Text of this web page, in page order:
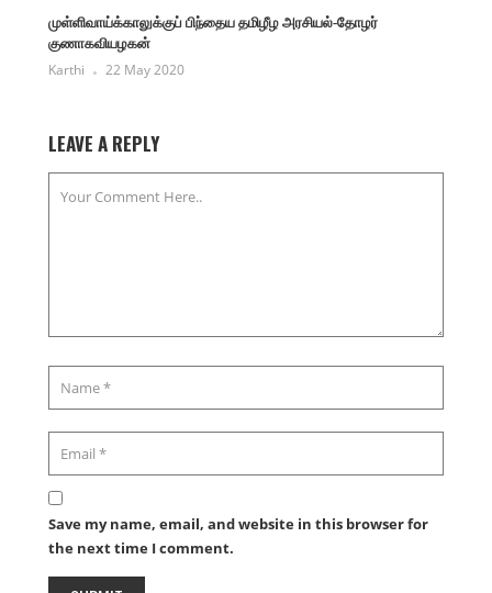
முள்ளிவாய்க்காலுக்குப் பிந்தைய தமிழீழ அரசியல்-தோழர்
குணாகவியழகன்
Karthi 22 May 2020
LEAVE A REPLY
Save my name, email, and website in this browser for
the next time I comment.